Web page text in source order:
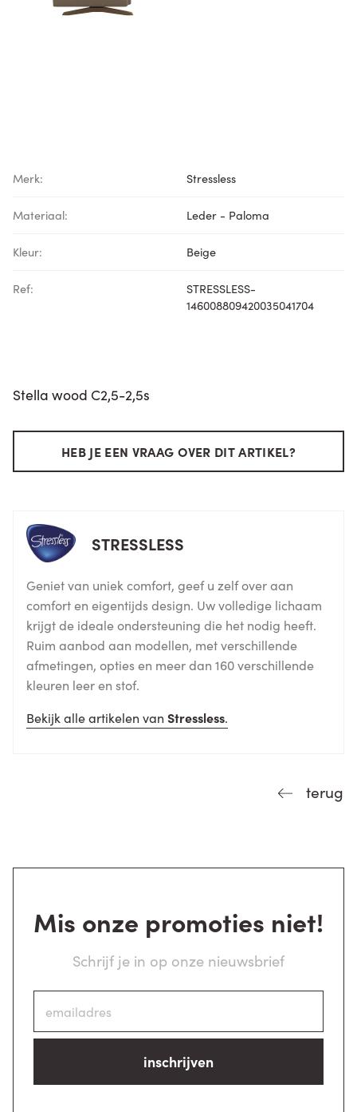
Merk: Stressless
Materiaal: Leder - Paloma
Kleur: Beige
Ref:
STRESSLESS-
146008809420035041704
Stella wood C2,5-2,5s
HEB JE EEN VRAAG OVER DIT ARTIKEL?
STRESSLESS
Geniet van uniek comfort, geef u zelf over aan
comfort en eigentijds design. Uw volledige lichaam
krijgt de ideale ondersteuning die het nodig heeft.
Ruim aanbod aan modellen, met verschillende
afmetingen, opties en meer dan 160 verschillende
kleuren leer en stof.
Bekijk alle artikelen van Stressless.
terug
Mis onze promoties niet!
Schrijf je in op onze nieuwsbrief
inschrijven